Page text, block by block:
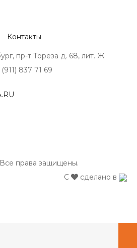
Контакты
пр-т Тореза д. 68, лит. Ж
837 71 69
Все права защищены.
С
сделано в